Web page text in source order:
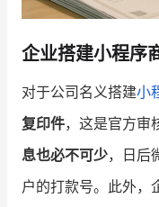
认证服务商
有赞云
企业搭建小程序
对于公司名义搭建小
复印件，这是官方审
息也必不可少，日后
户的打款号。此外，